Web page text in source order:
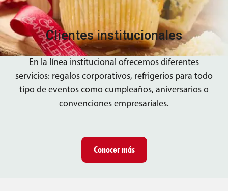
Clientes institucionales
En la línea institucional ofrecemos diferentes
servicios: regalos corporativos, refrigerios para todo
tipo de eventos como cumpleaños, aniversarios o
convenciones empresariales.
Conocer más